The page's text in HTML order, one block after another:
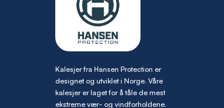
Kalesjer fra Hansen Protection er
designet og utviklet i Norge. Våre
kalesjer er laget for å tåle de mest
ekstreme vær- og vindforholdene.